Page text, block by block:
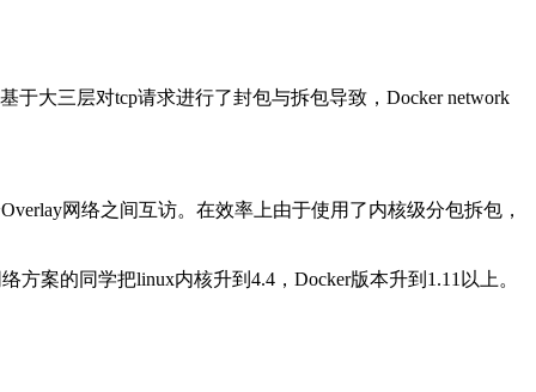
于大三层对tcp请求进行了封包与拆包导致，Docker network
网络之间互访。在效率上由于使用了内核级分包拆包，
案的同学把linux内核升到4.4，Docker版本升到1.11以上。